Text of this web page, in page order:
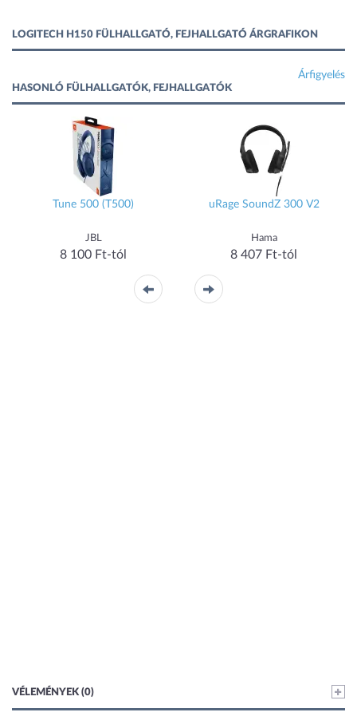
LOGITECH H150 FÜLHALLGATÓ, FEJHALLGATÓ ÁRGRAFIKON
Árfigyelés
HASONLÓ FÜLHALLGATÓK, FEJHALLGATÓK
Tune 500 (T500)
JBL
8 100 Ft-tól
uRage SoundZ 300 V2
Hama
8 407 Ft-tól
VÉLEMÉNYEK (0)